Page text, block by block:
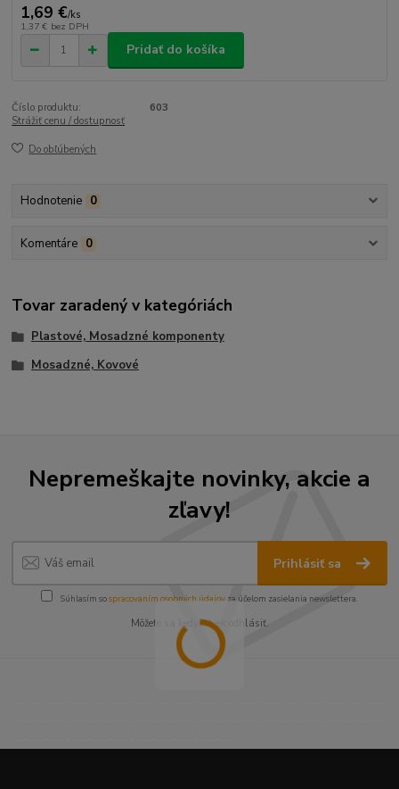
1,69 €/ks
1,37 € bez DPH
Pridať do košíka
Číslo produktu:
603
Strážiť cenu / dostupnosť
Do obľúbených
Hodnotenie 0
Komentáre 0
Tovar zaradený v kategóriách
Plastové, Mosadzné komponenty
Mosadzné, Kovové
Nepremeškajte novinky, akcie a
zľavy!
Prihlásiť sa
Súhlasím sospracovaním osobných údajov za účelom zasielania newslettera.
Môžete sa kedykoľvek odhlásiť.